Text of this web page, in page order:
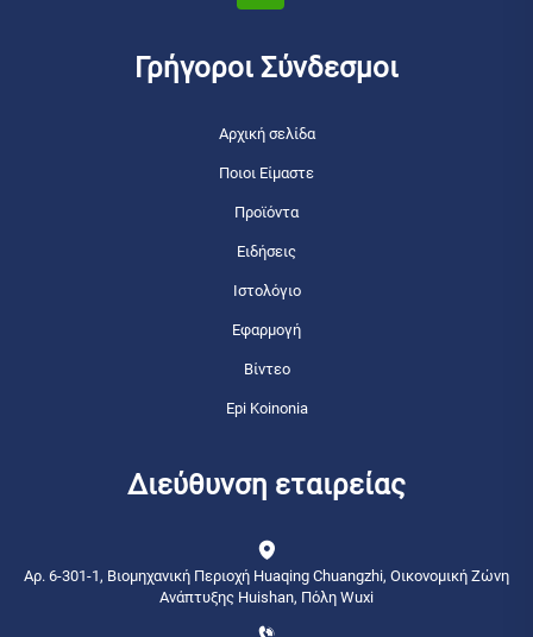
Γρήγοροι Σύνδεσμοι
Αρχική σελίδα
Ποιοι Είμαστε
Προϊόντα
Ειδήσεις
Ιστολόγιο
Εφαρμογή
Βίντεο
Epi Koinonia
Διεύθυνση εταιρείας
Αρ. 6-301-1, Βιομηχανική Περιοχή Huaqing Chuangzhi, Οικονομική Ζώνη
Ανάπτυξης Huishan, Πόλη Wuxi